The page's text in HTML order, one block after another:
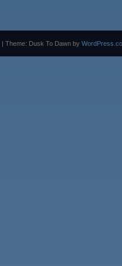
Theme: Dusk To Dawn by